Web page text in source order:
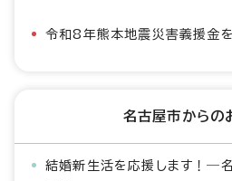
令和8年熊本地震災害義援金
名古屋市からの
結婚新生活を応援します！―